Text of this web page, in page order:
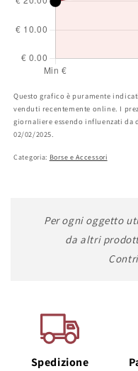
Questo grafico è puramente
venduti recentemente online. I
giornaliere essendo influenzati da
02/02/2025.
Categoria: Borse e Accessori
Per ogni oggetto
da altri
Spedizione